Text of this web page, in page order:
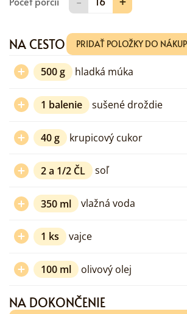
NA CESTO PRIDAŤ POLOŽKY DO
500g hladká múka
1 balenie sušené droždie
40g krupicový cukor
2 a 1/2 ČL soľ
350 ml vlažná voda
1 ks vajce
100 ml olivový olej
NA DOKONČENIE